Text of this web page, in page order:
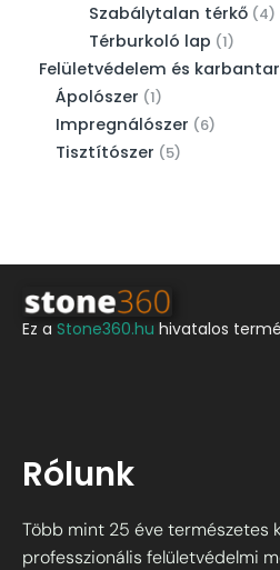
Szabálytalan térkő 4
Térburkoló lap 1
Felületvédelem és
Ápolószer 1
Impregnálószer 6
Tisztítószer 5
Ez a Stone360.hu hivatalos
Rólunk
Több mint 25 éve természetes
professzionális felületvédelmi